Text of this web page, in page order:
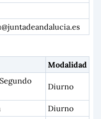
Modalidad
Diurno
Diurno